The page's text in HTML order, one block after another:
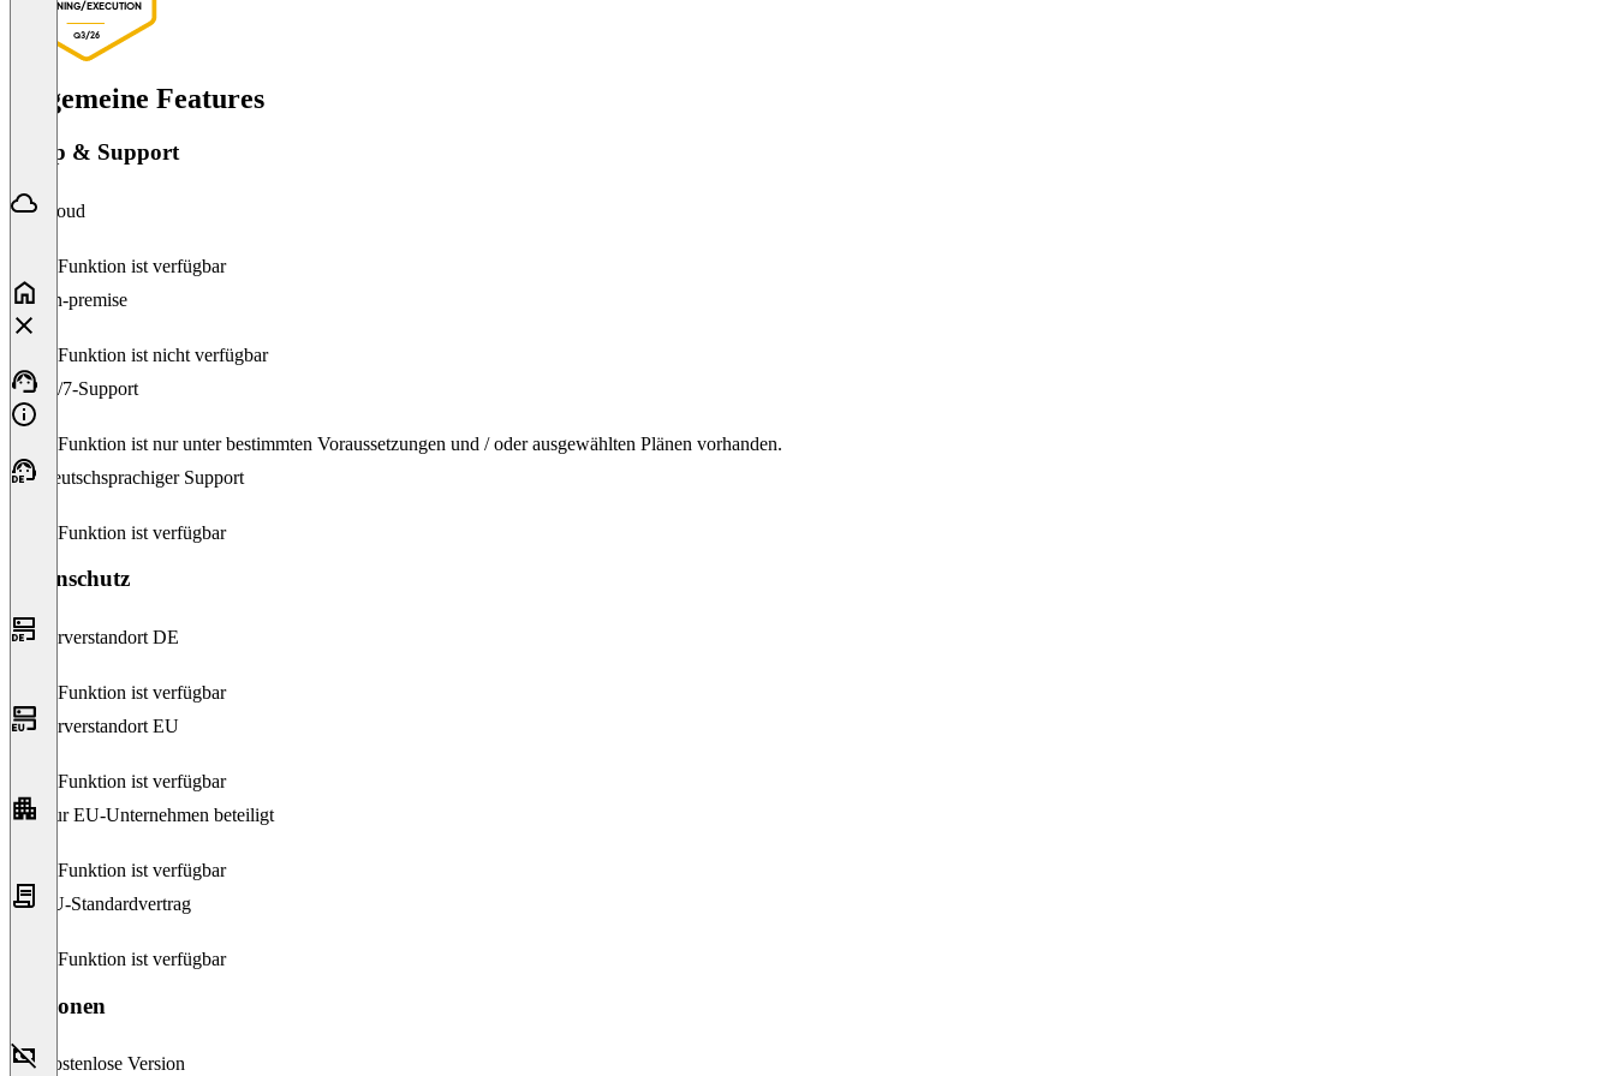
PLANNING/EXECUTION
Q3/26
Allgemeine Features
Setup & Support
Cloud
Diese Funktion ist verfügbar
On-premise
Diese Funktion ist nicht verfügbar
24/7-Support
Diese Funktion ist nur unter bestimmten Voraussetzungen und / oder ausgewählten Plänen vorhanden.
Deutschsprachiger Support
Diese Funktion ist verfügbar
Datenschutz
Serverstandort DE
Diese Funktion ist verfügbar
Serverstandort EU
Diese Funktion ist verfügbar
Nur EU-Unternehmen beteiligt
Diese Funktion ist verfügbar
EU-Standardvertrag
Diese Funktion ist verfügbar
Versionen
Kostenlose Version